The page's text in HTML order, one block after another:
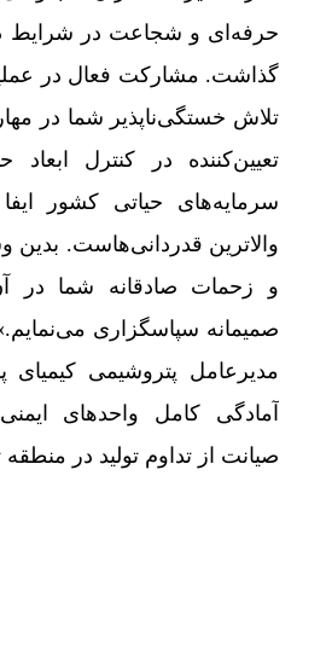
حرفه‌ای و شجاعت در شرایط
گذاشت. مشارکت فعال در
تلاش خستگی‌ناپذیر شما در
تعیین‌کننده در کنترل ابعاد
سرمایه‌های حیاتی کشور
والاترین قدردانی‌هاست. بدین
و زحمات صادقانه شما
صمیمانه سپاسگزاری می‌نمایم.»
مدیرعامل پتروشیمی کیمیای
آمادگی کامل واحدهای
صیانت از تداوم تولید در منطقه